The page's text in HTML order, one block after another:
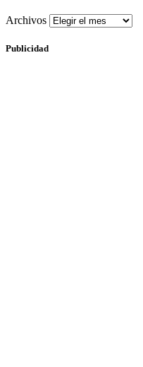
Archivos
Publicidad